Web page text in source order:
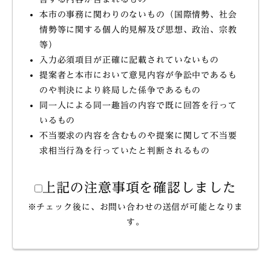
本市の事務に関わりのないもの（国際情勢、社会
情勢等に関する個人的見解及び思想、政治、宗教
等）
入力必須項目が正確に記載されていないもの
提案者と本市において意見内容が争訟中であるも
のや判決により終局した係争であるもの
同一人による同一趣旨の内容で既に回答を行って
いるもの
不当要求の内容を含むものや提案に関して不当要
求相当行為を行っていたと判断されるもの
上記の注意事項を確認しました
※チェック後に、お問い合わせの送信が可能となりま
す。